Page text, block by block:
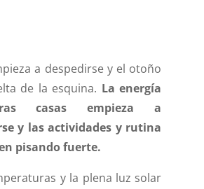
a despedirse y el otoño
de la esquina. La energía
casas empieza a
y las actividades y rutina
pisando fuerte.
y la plena luz solar